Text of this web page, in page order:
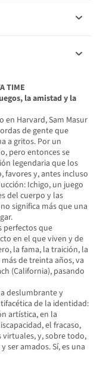
TIME
la amistad y la
en Harvard, Sam Masur
de gente que
a gritos. Por un
pero entonces se
legendaria que los
favores y, antes incluso
Ichigo, un juego
del cuerpo y las
significa más que una
perfectos que
en el que viven y de
la fama, la traición, la
de treinta años, va
(California), pasando
deslumbrante y
de la identidad:
artística, en la
el fracaso,
y, sobre todo,
ser amados. Sí, es una